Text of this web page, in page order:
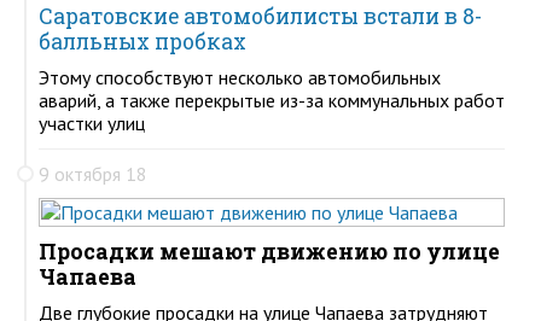
Саратовские автомобилисты встали в 8-
балльных пробках
Этому способствуют несколько автомобильных
аварий, а также перекрытые из-за коммунальных работ
участки улиц
9 октября 18
Просадки мешают движению по улице
Чапаева
Две глубокие просадки на улице Чапаева затрудняют